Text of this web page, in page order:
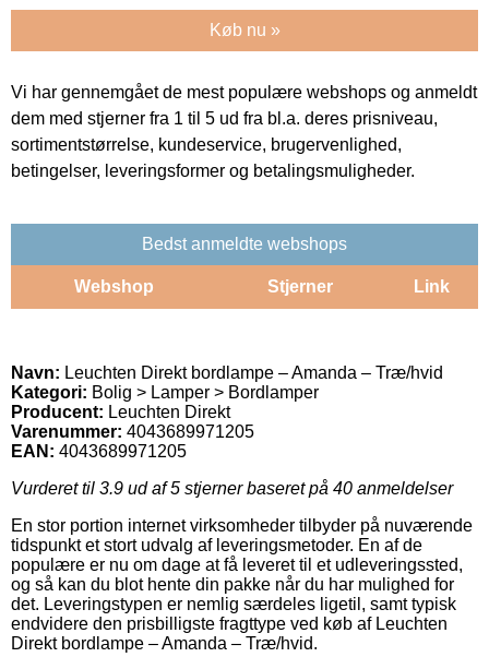
Køb nu »
Vi har gennemgået de mest populære webshops og anmeldt
dem med stjerner fra 1 til 5 ud fra bl.a. deres prisniveau,
sortimentstørrelse, kundeservice, brugervenlighed,
betingelser, leveringsformer og betalingsmuligheder.
Bedst anmeldte webshops
Webshop Stjerner Link
Navn: Leuchten Direkt bordlampe – Amanda – Træ/hvid
Kategori: Bolig > Lamper > Bordlamper
Producent: Leuchten Direkt
Varenummer: 4043689971205
EAN: 4043689971205
Vurderet til 3.9 ud af 5 stjerner baseret på 40 anmeldelser
En stor portion internet virksomheder tilbyder på nuværende
tidspunkt et stort udvalg af leveringsmetoder. En af de
populære er nu om dage at få leveret til et udleveringssted,
og så kan du blot hente din pakke når du har mulighed for
det. Leveringstypen er nemlig særdeles ligetil, samt typisk
endvidere den prisbilligste fragttype ved køb af Leuchten
Direkt bordlampe – Amanda – Træ/hvid.